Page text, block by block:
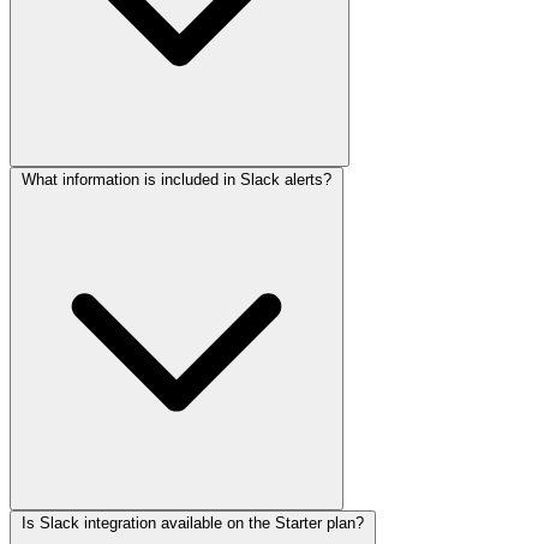
What information is included in Slack alerts?
Is Slack integration available on the Starter plan?